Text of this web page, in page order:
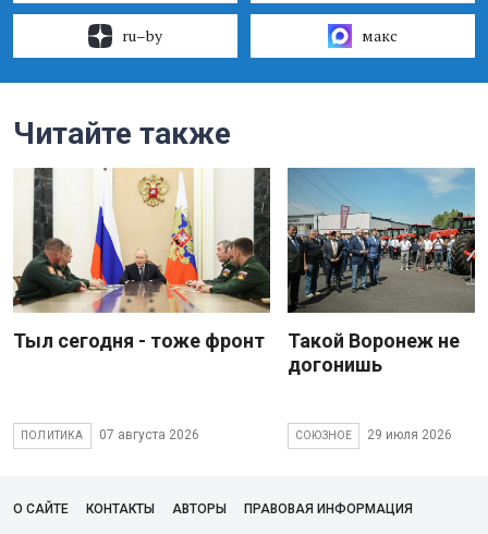
ru–by макс
Читайте также
Тыл сегодня - тоже фронт
ПОЛИТИКА 07 августа 2026
Такой Воронеж не
догонишь
СОЮЗНОЕ 29 июля 2026
О САЙТЕ КОНТАКТЫ АВТОРЫ ПРАВОВАЯ ИНФОРМАЦИЯ